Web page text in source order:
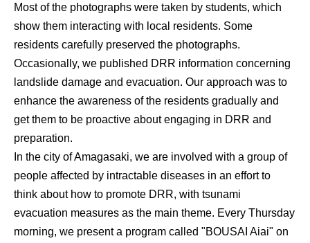
Most of the photographs were taken by students, which
show them interacting with local residents. Some
residents carefully preserved the photographs.
Occasionally, we published DRR information concerning
landslide damage and evacuation. Our approach was to
enhance the awareness of the residents gradually and
get them to be proactive about engaging in DRR and
preparation.
In the city of Amagasaki, we are involved with a group of
people affected by intractable diseases in an effort to
think about how to promote DRR, with tsunami
evacuation measures as the main theme. Every Thursday
morning, we present a program called "BOUSAI Aiai" on